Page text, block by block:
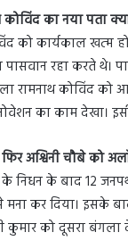
कोविंद का नया पता
को कार्यकाल
रहा करते थे।
रामनाथ कोविंद को
का काम देखा।
अश्विनी चौबे को
के निधन के बाद 12
मना कर दिया। इसके
कुमार को दूसरा बंगला